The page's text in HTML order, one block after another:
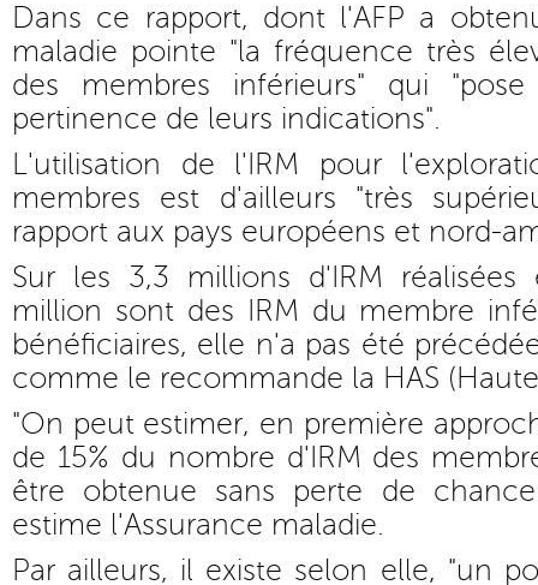
Dans ce rapport, dont l'AFP a
maladie pointe "la fréquence très
des membres inférieurs" qui
pertinence de leurs indications".
L'utilisation de l'IRM pour
membres est d'ailleurs "très
rapport aux pays européens et nord-
Sur les 3,3 millions d'IRM
million sont des IRM du membre
bénéficiaires, elle n'a pas été
comme le recommande la HAS
"On peut estimer, en première
de 15% du nombre d'IRM des
être obtenue sans perte de
estime l'Assurance maladie.
Par ailleurs, il existe selon elle, "un